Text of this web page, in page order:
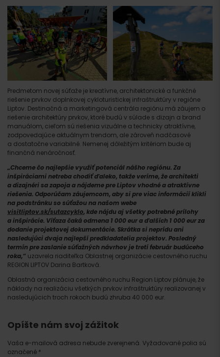
Predmetom novej súťaže je kreatívne, architektonické a funkčné
riešenie prvkov doplnkovej cykloturistickej infraštruktúry v regióne
Liptov. Destinačná a marketingová centrála regiónu má záujem o
riešenie architektúry prvkov, ktoré budú v súlade s dizajn a brand
manuálom, cieľom sú riešenia vizuálne a technicky atraktívne,
zodpovedajúce aktuálnym trendom, ale zároveň nadčasové
a dostatočne variabilné. Nemenej dôležitým kritériom bude aj
finančná nenáročnosť.
„Chceme čo najlepšie využiť potenciál nášho regiónu. Za
inšpiráciami netreba chodiť ďaleko, takže veríme, že architekti
a dizajnéri sa zapoja a nájdeme pre Liptov vhodné a atraktívne
riešenia. Odporúčam záujemcom, aby si pre viac informácií klikli
na podstránku so súťažou na našom webe
visitliptov.sk/sutazcyklo, kde nájdu aj všetky potrebné prílohy
a inšpirácie. Víťaza čaká odmena 1 000 eur a ďalších 1 000 eur za
dodanie projektovej dokumentácie. Skrátka si neprídu ani
nasledujúci dvaja najlepší predkladatelia projektov. Posledný
termín pre zaslanie súťažných návrhov je tretí február budúceho
roka,“ uzavrela riaditeľka Oblastnej organizácie cestovného ruchu
REGION LIPTOV Darina Bartková.
Oblastná organizácia cestovného ruchu Region Liptov plánuje, že
náklady na realizáciu všetkých prvkov infraštruktúry realizovanej v
nasledujúcich troch rokoch budú zhruba 40 000 eur.
Opíšte nám svoj zážitok
Vaša e-mailová adresa nebude zverejnená. Vyžadované polia sú
označené *